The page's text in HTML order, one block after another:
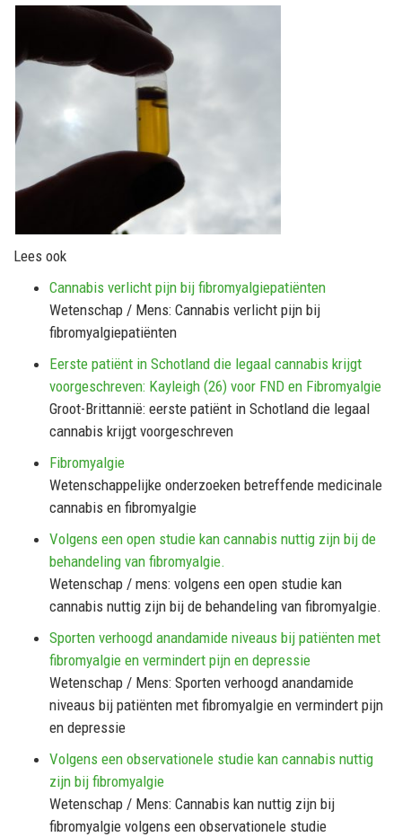
Lees ook
Cannabis verlicht pijn bij fibromyalgiepatiënten
Wetenschap / Mens: Cannabis verlicht pijn bij
fibromyalgiepatiënten
Eerste patiënt in Schotland die legaal cannabis krijgt
voorgeschreven: Kayleigh (26) voor FND en Fibromyalgie
Groot-Brittannië: eerste patiënt in Schotland die legaal
cannabis krijgt voorgeschreven
Fibromyalgie
Wetenschappelijke onderzoeken betreffende medicinale
cannabis en fibromyalgie
Volgens een open studie kan cannabis nuttig zijn bij de
behandeling van fibromyalgie.
Wetenschap / mens: volgens een open studie kan
cannabis nuttig zijn bij de behandeling van fibromyalgie.
Sporten verhoogd anandamide niveaus bij patiënten met
fibromyalgie en vermindert pijn en depressie
Wetenschap / Mens: Sporten verhoogd anandamide
niveaus bij patiënten met fibromyalgie en vermindert pijn
en depressie
Volgens een observationele studie kan cannabis nuttig
zijn bij fibromyalgie
Wetenschap / Mens: Cannabis kan nuttig zijn bij
fibromyalgie volgens een observationele studie